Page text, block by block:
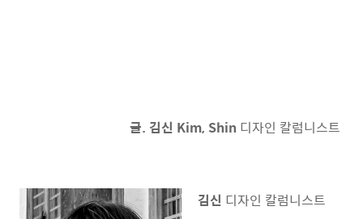
글. 김신 Kim, Shin 디자인 칼럼니스트
김신 디자인 칼럼니스트